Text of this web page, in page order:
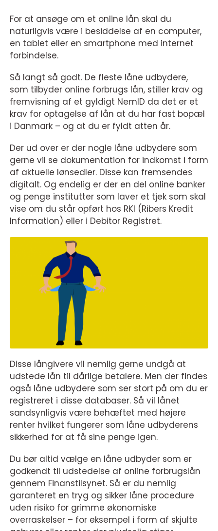
For at ansøge om et online lån skal du
naturligvis være i besiddelse af en computer,
en tablet eller en smartphone med internet
forbindelse.
Så langt så godt. De fleste låne udbydere,
som tilbyder online forbrugs lån, stiller krav og
fremvisning af et gyldigt NemID da det er et
krav for optagelse af lån at du har fast bopæl
i Danmark – og at du er fyldt atten år.
Der ud over er der nogle låne udbydere som
gerne vil se dokumentation for indkomst i form
af aktuelle lønsedler. Disse kan fremsendes
digitalt. Og endelig er der en del online banker
og penge institutter som laver et tjek som skal
vise om du står opført hos RKI (Ribers Kredit
Information) eller i Debitor Registret.
Disse långivere vil nemlig gerne undgå at
udstede lån til dårlige betalere. Men der findes
også låne udbydere som ser stort på om du er
registreret i disse databaser. Så vil lånet
sandsynligvis være behæftet med højere
renter hvilket fungerer som låne udbyderens
sikkerhed for at få sine penge igen.
Du bør altid vælge en låne udbyder som er
godkendt til udstedelse af online forbrugslån
gennem Finanstilsynet. Så er du nemlig
garanteret en tryg og sikker låne procedure
uden risiko for grimme økonomiske
overraskelser – for eksempel i form af skjulte